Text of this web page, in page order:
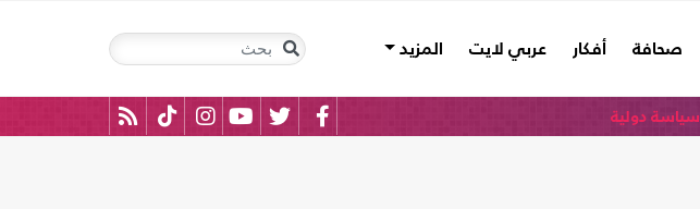
صحافة أفكار عربي لايت المزيد
سياسة دولية